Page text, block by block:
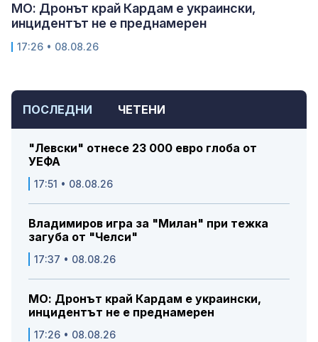
ПОСЛЕДНИ ЧЕТЕНИ
"Левски" отнесе 23 000 евро глоба от
УЕФА
17:51 • 08.08.26
Владимиров игра за "Милан" при тежка
загуба от "Челси"
17:37 • 08.08.26
МО: Дронът край Кардам е украински,
инцидентът не е преднамерен
17:26 • 08.08.26
МО: Дронът край Кардам е украински,
инцидентът не е преднамерен
17:26 • 08.08.26